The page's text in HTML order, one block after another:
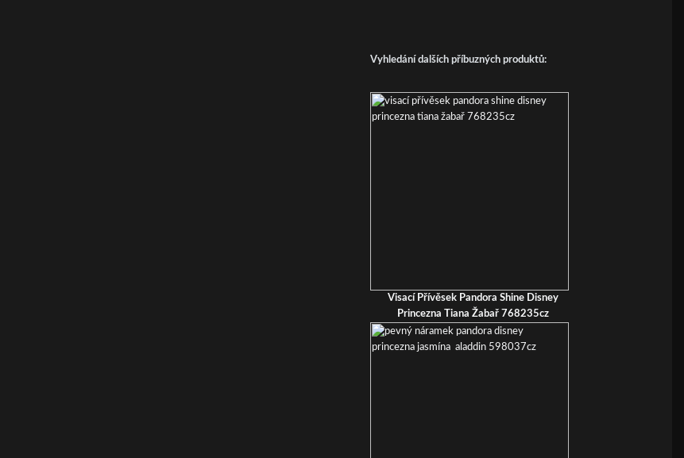
Vyhledání dalších příbuzných produktů:
Visací Přívěsek Pandora Shine Disney
Princezna Tiana Žabař 768235cz